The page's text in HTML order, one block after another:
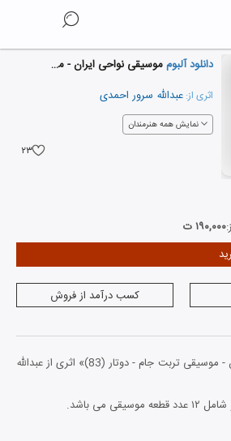
دانلود آلبومموسیقی نواحی ایران - موسیقی تربت جام - دوتار (83)
اثری از: عبدالله سرور احمدی
نمایش همه هنرمندان
۲۳
۱۹۰,۰۰۰ ت
کسب درآمد از فروش
آلبوم «موسیقی نواحی ایران - موسیقی تربت جام - دوتار (83)» اثری از عبدالله
می باشد.